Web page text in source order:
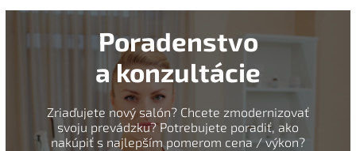
Poradenstvo
a konzultácie
Zriaďujete nový salón? Chcete zmodernizovať
svoju prevádzku? Potrebujete poradiť, ako
nakúpiť s najlepším pomerom cena / výkon?